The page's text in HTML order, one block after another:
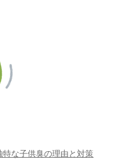
特な子供臭の理由と対策